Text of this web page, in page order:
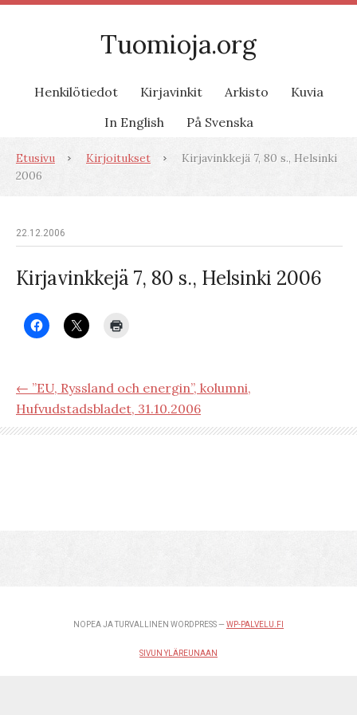
Tuomioja.org
Henkilötiedot Kirjavinkit Arkisto
Kuvia
In English
På Svenska
Etusivu Kirjoitukset
Kirjavinkkejä 7, 80 s., Helsinki
2006
22.12.2006
Kirjavinkkejä 7, 80 s., Helsinki 2006
← ”EU, Ryssland och energin”, kolumni,
Hufvudstadsbladet, 31.10.2006
NOPEA JA TURVALLINEN WORDPRESS — WP-PALVELU.FI
SIVUN YLÄREUNAAN